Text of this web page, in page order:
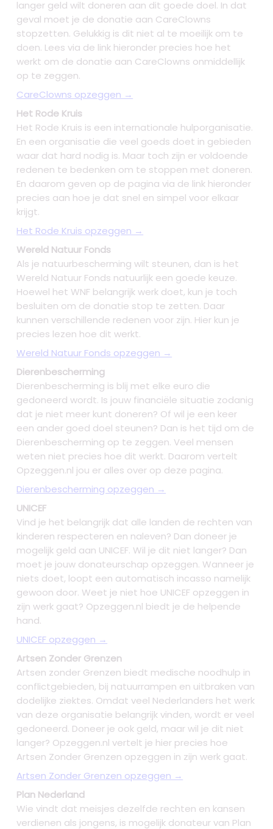
langer geld wilt doneren aan dit goede doel. In dat
geval moet je de donatie aan CareClowns
stopzetten. Gelukkig is dit niet al te moeilijk om te
doen. Lees via de link hieronder precies hoe het
werkt om de donatie aan CareClowns onmiddellijk
op te zeggen.
CareClowns opzeggen →
Het Rode Kruis
Het Rode Kruis is een internationale hulporganisatie.
En een organisatie die veel goeds doet in gebieden
waar dat hard nodig is. Maar toch zijn er voldoende
redenen te bedenken om te stoppen met doneren.
En daarom geven op de pagina via de link hieronder
precies aan hoe je dat snel en simpel voor elkaar
krijgt.
Het Rode Kruis opzeggen →
Wereld Natuur Fonds
Als je natuurbescherming wilt steunen, dan is het
Wereld Natuur Fonds natuurlijk een goede keuze.
Hoewel het WNF belangrijk werk doet, kun je toch
besluiten om de donatie stop te zetten. Daar
kunnen verschillende redenen voor zijn. Hier kun je
precies lezen hoe dit werkt.
Wereld Natuur Fonds opzeggen →
Dierenbescherming
Dierenbescherming is blij met elke euro die
gedoneerd wordt. Is jouw financiële situatie zodanig
dat je niet meer kunt doneren? Of wil je een keer
een ander goed doel steunen? Dan is het tijd om de
Dierenbescherming op te zeggen. Veel mensen
weten niet precies hoe dit werkt. Daarom vertelt
Opzeggen.nl jou er alles over op deze pagina.
Dierenbescherming opzeggen →
UNICEF
Vind je het belangrijk dat alle landen de rechten van
kinderen respecteren en naleven? Dan doneer je
mogelijk geld aan UNICEF. Wil je dit niet langer? Dan
moet je jouw donateurschap opzeggen. Wanneer je
niets doet, loopt een automatisch incasso namelijk
gewoon door. Weet je niet hoe UNICEF opzeggen in
zijn werk gaat? Opzeggen.nl biedt je de helpende
hand.
UNICEF opzeggen →
Artsen Zonder Grenzen
Artsen zonder Grenzen biedt medische noodhulp in
conflictgebieden, bij natuurrampen en uitbraken van
dodelijke ziektes. Omdat veel Nederlanders het werk
van deze organisatie belangrijk vinden, wordt er veel
gedoneerd. Doneer je ook geld, maar wil je dit niet
langer? Opzeggen.nl vertelt je hier precies hoe
Artsen Zonder Grenzen opzeggen in zijn werk gaat.
Artsen Zonder Grenzen opzeggen →
Plan Nederland
Wie vindt dat meisjes dezelfde rechten en kansen
verdienen als jongens, is mogelijk donateur van Plan